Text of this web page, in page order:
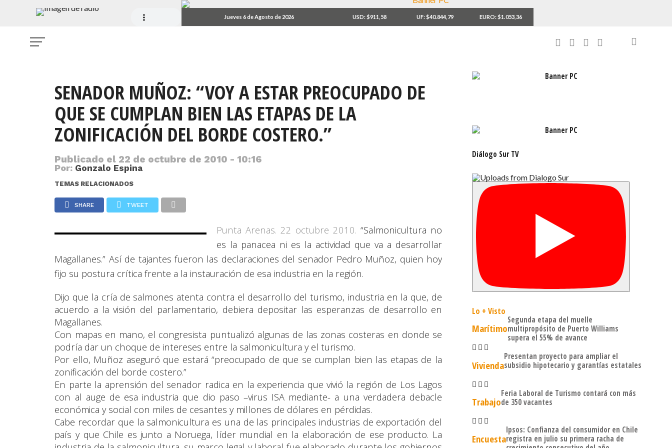
Jueves 6 de Agosto de 2026 USD: $911,58 UF: $40.844,79 EURO: $1.053,36
SENADOR MUÑOZ: “VOY A ESTAR PREOCUPADO DE
QUE SE CUMPLAN BIEN LAS ETAPAS DE LA
ZONIFICACIÓN DEL BORDE COSTERO.”
Publicado el 22 de octubre de 2010 - 10:16
Por: Gonzalo Espina
TEMAS RELACIONADOS
SHARE TWEET
Punta Arenas. 22 octubre 2010.“Salmonicultura no
es la panacea ni es la actividad que va a desarrollar
Magallanes.” Así de tajantes fueron las declaraciones del senador Pedro Muñoz, quien hoy
fijo su postura crítica frente a la instauración de esa industria en la región.
Dijo que la cría de salmones atenta contra el desarrollo del turismo, industria en la que, de
acuerdo a la visión del parlamentario, debiera depositar las esperanzas de desarrollo en
Magallanes.
Con mapas en mano, el congresista puntualizó algunas de las zonas costeras en donde se
podría dar un choque de intereses entre la salmonicultura y el turismo.
Por ello, Muñoz aseguró que estará “preocupado de que se cumplan bien las etapas de la
zonificación del borde costero.”
En parte la aprensión del senador radica en la experiencia que vivió la región de Los Lagos
con al auge de esa industria que dio paso –virus ISA mediante- a una verdadera debacle
económica y social con miles de cesantes y millones de dólares en pérdidas.
Cabe recordar que la salmonicultura es una de las principales industrias de exportación del
país y que Chile es junto a Noruega, líder mundial en la elaboración de ese producto. La
Diálogo Sur TV
Lo + Visto
Marítimo
Segunda etapa del muelle
multipropósito de Puerto Williams
supera el 55% de avance
Vivienda
Presentan proyecto para ampliar el
subsidio hipotecario y garantías estatales
Trabajo
Feria Laboral de Turismo contará con más
de 350 vacantes
Encuesta
Ipsos: Confianza del consumidor en Chile
registra en julio su primera racha de